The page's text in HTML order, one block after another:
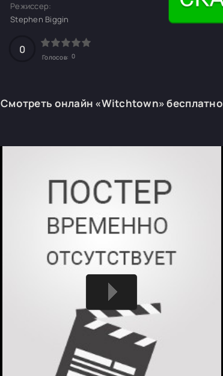
Режиссер:
Stephen Biggin
0
Голосов: 0
Смотреть онлайн «Witchtown» бесплатно